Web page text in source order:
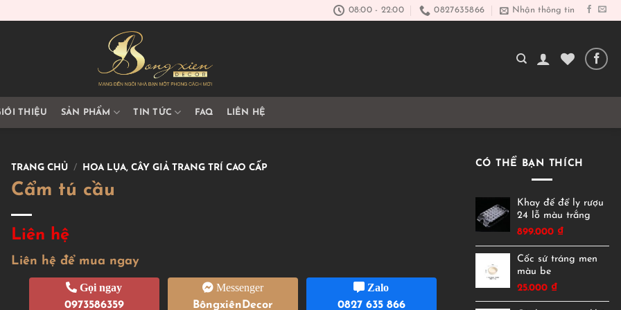
08:00 - 22:00 0827635866 Nhận thông tin
THIỆU SẢN PHẨM TIN TỨC FAQ LIÊN HỆ
TRANG CHỦ / HOA LỤA, CÂY GIẢ TRANG TRÍ CAO CẤP
Cẩm tú cầu
Liên hệ
Liên hệ để mua ngay
Gọi ngay
0973586359
Messenger
BôngxiênDecor
Zalo
0827 635 866
CÓ THỂ BẠN THÍCH
Khay đế để ly rượu
24 lỗ màu trắng
899.000 ₫
Cốc sứ tráng men
màu be
25.000 ₫